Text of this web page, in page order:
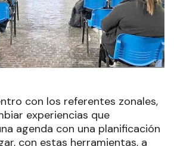
con los referentes zonales,
experiencias que
agenda con una planificación
con estas herramientas, a